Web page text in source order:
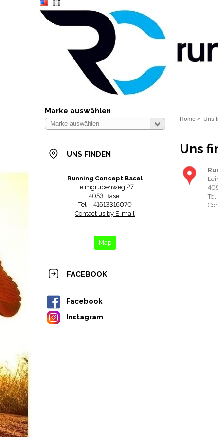
Marke auswählen
UNS FINDEN
Running Concept Basel
Leimgrubenweg 27
4053 Basel
Tel : +41613316070
Contact us by E-mail
Map
FACEBOOK
Facebook
Instagram
Home > Uns
Uns
Tel